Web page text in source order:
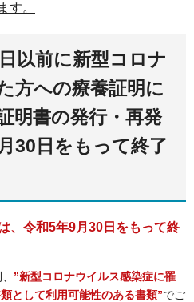
す。
以前に新型コロナ
方への療養証明に
明書の発行・再発
30日をもって終了
、令和5年9月30日をもって終
”新型コロナウイルス感染症に罹
として利用可能性のある書類”でご